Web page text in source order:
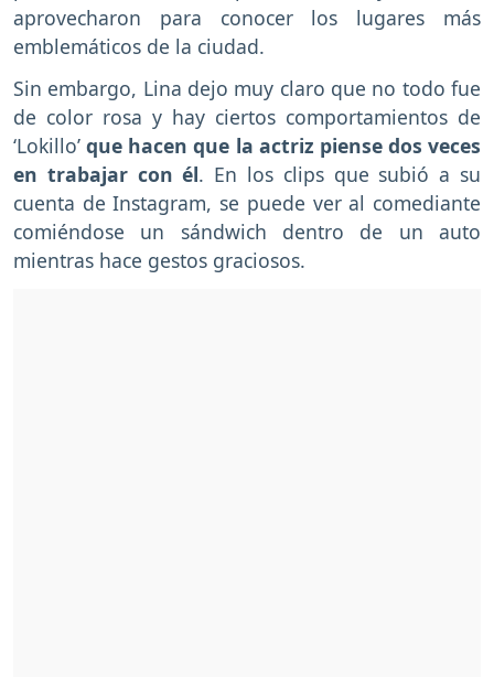
aprovecharon para conocer los lugares más
emblemáticos de la ciudad.
Sin embargo, Lina dejo muy claro que no todo fue
de color rosa y hay ciertos comportamientos de
‘Lokillo’que hacen que la actriz piense dos veces
en trabajar con él. En los clips que subió a su
cuenta de Instagram, se puede ver al comediante
comiéndose un sándwich dentro de un auto
mientras hace gestos graciosos.